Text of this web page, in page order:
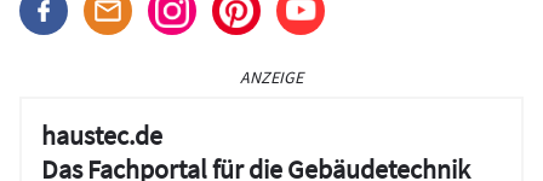
ANZEIGE
haustec.de
Das Fachportal für die Gebäudetechnik